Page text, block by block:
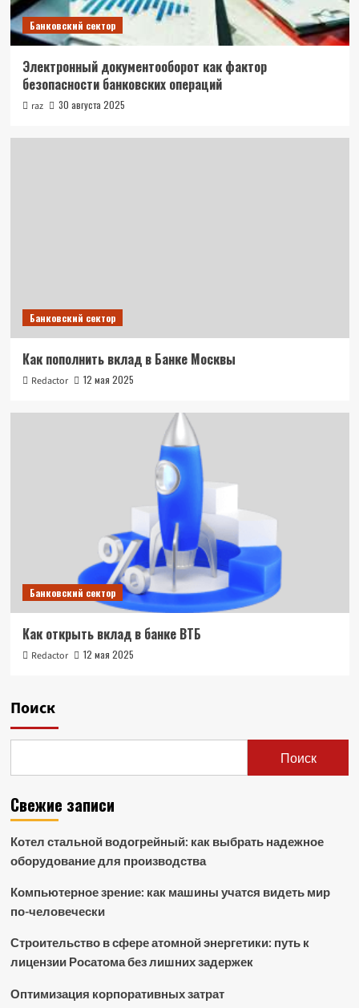
Банковский сектор
Электронный документооборот как фактор
безопасности банковских операций
raz 30 августа 2025
Банковский сектор
Как пополнить вклад в Банке Москвы
Redactor 12 мая 2025
Банковский сектор
Как открыть вклад в банке ВТБ
Redactor 12 мая 2025
Поиск
Поиск
Свежие записи
Котел стальной водогрейный: как выбрать надежное
оборудование для производства
Компьютерное зрение: как машины учатся видеть мир
по-человечески
Строительство в сфере атомной энергетики: путь к
лицензии Росатома без лишних задержек
Оптимизация корпоративных затрат